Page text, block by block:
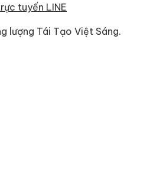
tuyến LINE
lượng Tái Tạo Việt Sáng.